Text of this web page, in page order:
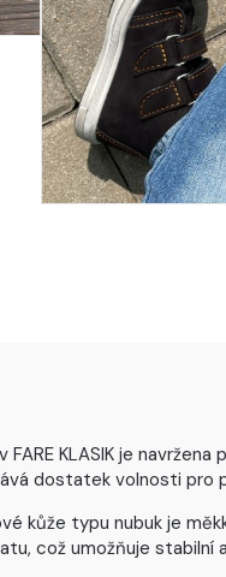
FARE KLASIK je
dostatek volnosti pro
kůže typu nubuk je
což umožňuje stabilní